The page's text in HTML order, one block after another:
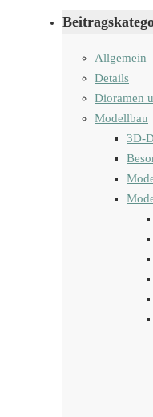
Allgemein
Details
Dioramen
Modellbau
3D-